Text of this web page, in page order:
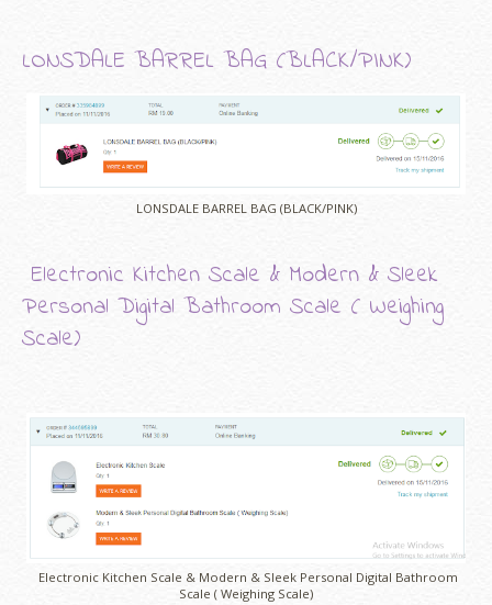
LONSDALE BARREL BAG (BLACK/PINK)
LONSDALE BARREL BAG (BLACK/PINK)
Electronic Kitchen Scale & Modern & Sleek
Personal Digital Bathroom Scale ( Weighing
Scale)
Electronic Kitchen Scale & Modern & Sleek Personal Digital Bathroom
Scale ( Weighing Scale)